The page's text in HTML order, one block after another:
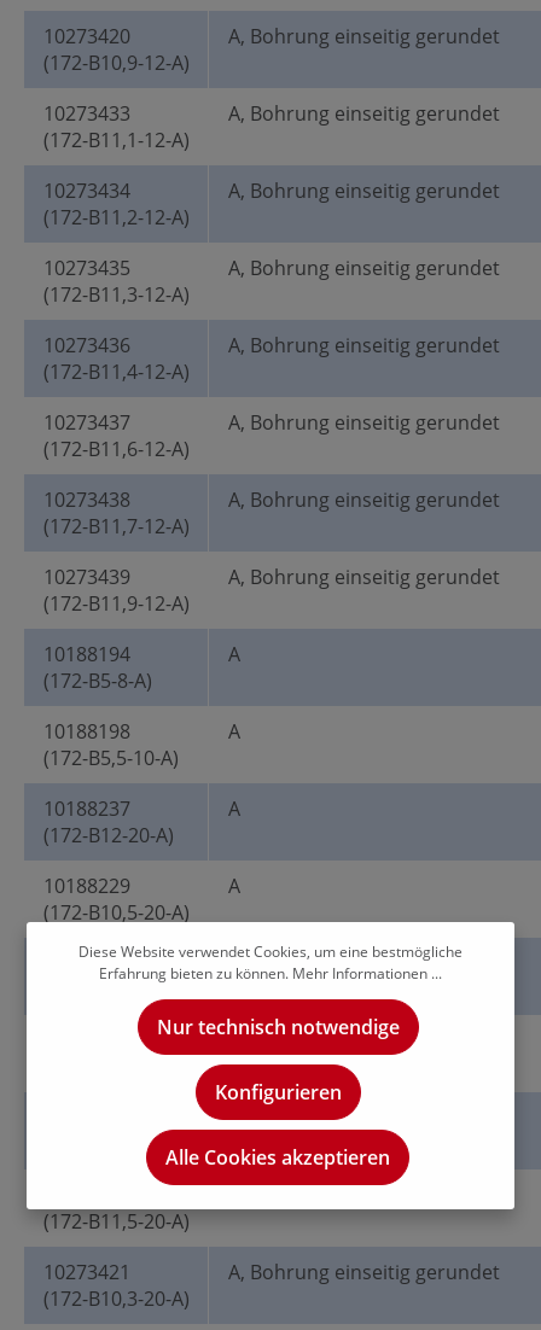
10273420
(172-B10,9-12-A)
A, Bohrung einseitig gerundet
10273433
(172-B11,1-12-A)
A, Bohrung einseitig gerundet
10273434
(172-B11,2-12-A)
A, Bohrung einseitig gerundet
10273435
(172-B11,3-12-A)
A, Bohrung einseitig gerundet
10273436
(172-B11,4-12-A)
A, Bohrung einseitig gerundet
10273437
(172-B11,6-12-A)
A, Bohrung einseitig gerundet
10273438
(172-B11,7-12-A)
A, Bohrung einseitig gerundet
10273439
(172-B11,9-12-A)
A, Bohrung einseitig gerundet
10188194
(172-B5-8-A)
A
10188198
(172-B5,5-10-A)
A
10188237
(172-B12-20-A)
A
10188229
(172-B10,5-20-A)
A
10188232
(172-B11-20-A)
A
A
(172-B11,8-20-A)
A
(172-B11,5-20-A)
10273421
(172-B10,3-20-A)
A, Bohrung einseitig gerundet
Diese Website verwendet Cookies, um eine bestmögliche
Erfahrung bieten zu können. Mehr Informationen ...
Nur technisch notwendige
Konfigurieren
Alle Cookies akzeptieren